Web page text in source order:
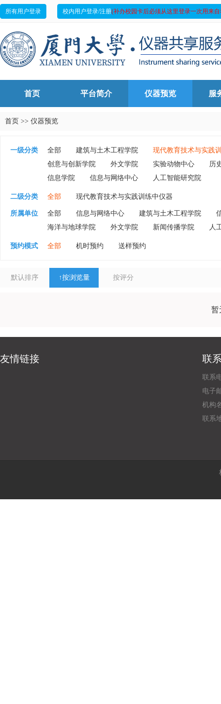
所有用户登录 校内用户登录/注册(补办校园卡后必须从这里登录一次用来
首页 平台简介 仪器预览 服
首页 >> 仪器预览
一级分类 全部 建筑与土木工程学院
现代教育技术与实践
创意与创新学院
外文学院 实验动物中心
历
信息学院
信息与网络中心 人工智能研究院
二级分类 全部 现代教育技术与实践训练中仪器
所属单位 全部 信息与网络中心 建筑与土木工程学院
海洋与地球学院
外文学院 新闻传播学院 人
预约模式 全部 机时预约 送样预约
默认排序 ↑按浏览量 按评分
暂
友情链接 联
联系
电子
机构
联系